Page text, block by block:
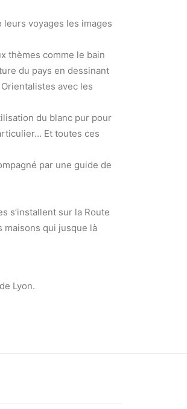
voyages les images
thèmes comme le bain
du pays en dessinant
avec les
du blanc pur pour
Et toutes ces
par une guide de
s’installent sur la Route
maisons qui jusque là
Lyon.